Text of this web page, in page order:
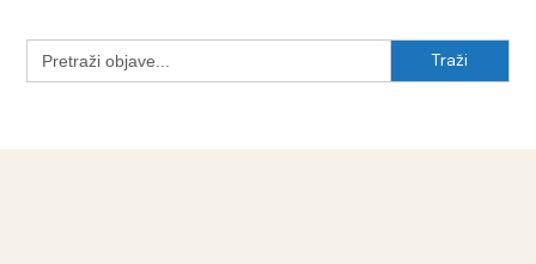
Search
for: